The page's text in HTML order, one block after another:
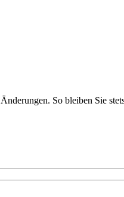
So bleiben Sie